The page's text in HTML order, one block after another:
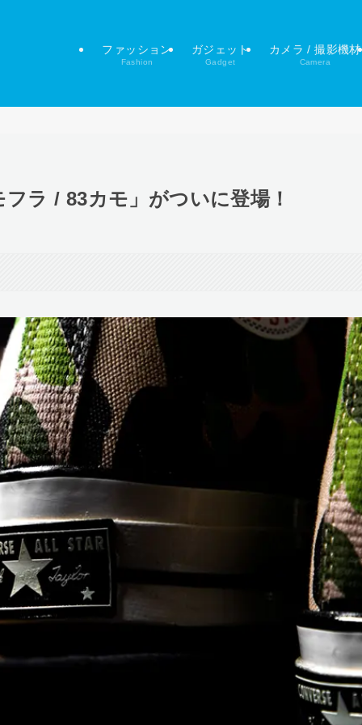
ファッション
Fashion
ガジェット
Gadget
カメラ / 撮影機材
Camera
ラ / 83カモ」がついに登場！